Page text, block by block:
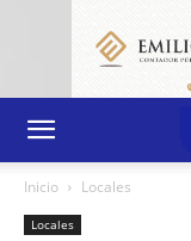
Inicio Locales
Locales